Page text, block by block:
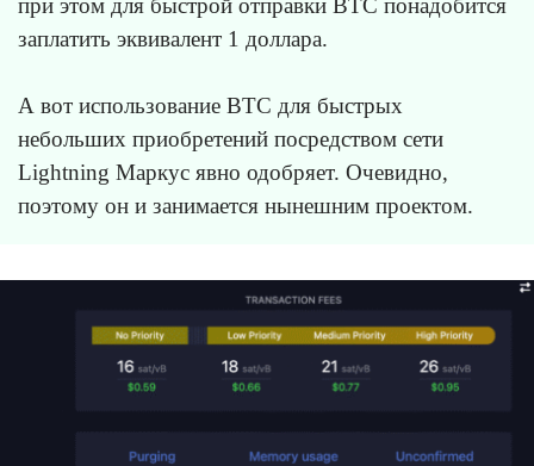
при этом для быстрой отправки BTC понадобится
заплатить эквивалент 1 доллара.
А вот использование BTC для быстрых
небольших приобретений посредством сети
Lightning Маркус явно одобряет. Очевидно,
поэтому он и занимается нынешним проектом.